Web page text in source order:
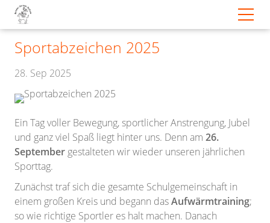
Sportabzeichen 2025
28. Sep 2025
Ein Tag voller Bewegung, sportlicher Anstrengung, Jubel
und ganz viel Spaß liegt hinter uns. Denn am 26.
September gestalteten wir wieder unseren jährlichen
Sporttag.
Zunächst traf sich die gesamte Schulgemeinschaft in
einem großen Kreis und begann dasAufwärmtraining;
so wie richtige Sportler es halt machen. Danach